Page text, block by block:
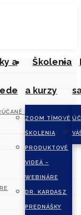
a Školenia
a kurzy
ZOOM TÍMOVÉ
ŠKOLENIA
PRODUKTOVÉ
VIDEÁ –
WEBINÁRE
DR. KARDASZ
PREDNÁŠKY
PRÍPRAVKY